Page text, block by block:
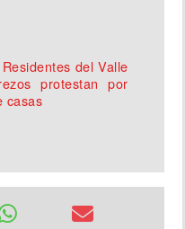
del Valle
protestan por
casas